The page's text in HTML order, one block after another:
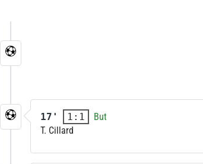
17' 1:1
But
T. Cillard